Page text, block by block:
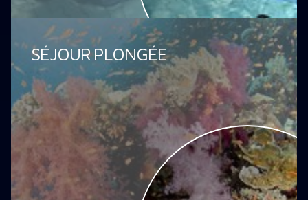
SÉJOUR PLONGÉE